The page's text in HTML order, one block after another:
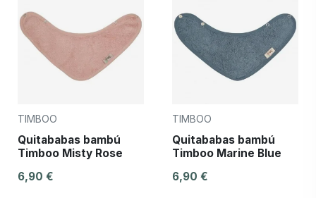
TIMBOO
Quitababas bambú
Timboo Misty Rose
6,90 €
TIMBOO
Quitababas bambú
Timboo Marine Blue
6,90 €